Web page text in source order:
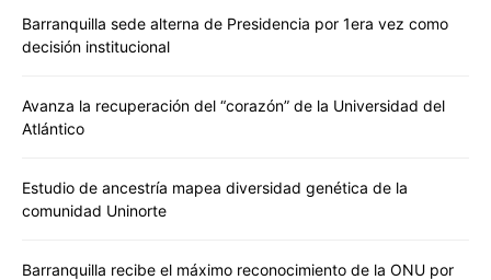
Barranquilla sede alterna de Presidencia por 1era vez como
decisión institucional
Avanza la recuperación del “corazón” de la Universidad del
Atlántico
Estudio de ancestría mapea diversidad genética de la
comunidad Uninorte
Barranquilla recibe el máximo reconocimiento de la ONU por